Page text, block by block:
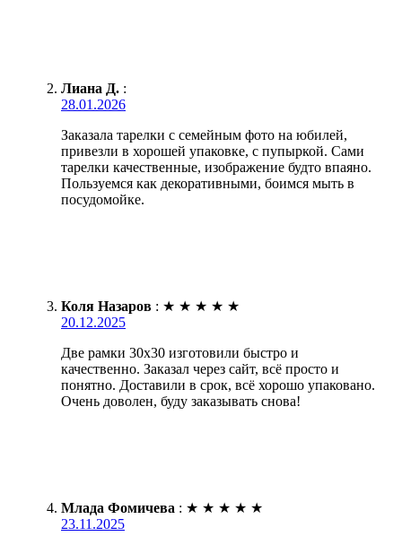
Лиана Д. :
28.01.2026
Заказала тарелки с семейным фото на юбилей,
привезли в хорошей упаковке, с пупыркой. Сами
тарелки качественные, изображение будто впаяно.
Пользуемся как декоративными, боимся мыть в
посудомойке.
Коля Назаров : ★ ★ ★ ★ ★
20.12.2025
Две рамки 30х30 изготовили быстро и
качественно. Заказал через сайт, всё просто и
понятно. Доставили в срок, всё хорошо упаковано.
Очень доволен, буду заказывать снова!
Млада Фомичева : ★ ★ ★ ★ ★
23.11.2025